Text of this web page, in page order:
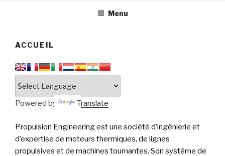
PERFORMANCE
Menu
ACCUEIL
Powered by Translate
Propulsion Engineering est une société d’ingénierie et
d’expertise de moteurs thermiques, de lignes
propulsives et de machines tournantes. Son système de